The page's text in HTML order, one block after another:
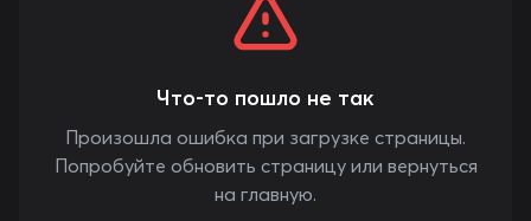
Что-то пошло не так
Произошла ошибка при загрузке страницы.
Попробуйте обновить страницу или вернуться
на главную.